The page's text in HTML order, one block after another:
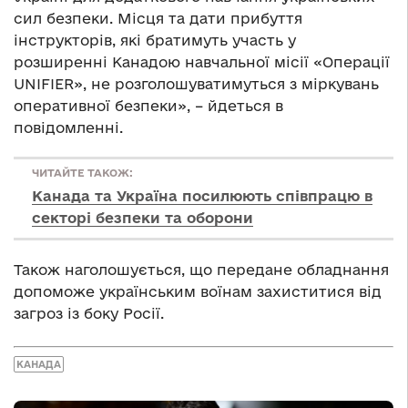
сил безпеки. Місця та дати прибуття
інструкторів, які братимуть участь у
розширенні Канадою навчальної місії «Операції
UNIFIER», не розголошуватимуться з міркувань
оперативної безпеки», – йдеться в
повідомленні.
ЧИТАЙТЕ ТАКОЖ:
Канада та Україна посилюють співпрацю в
секторі безпеки та оборони
Також наголошується, що передане обладнання
допоможе українським воїнам захиститися від
загроз із боку Росії.
КАНАДА